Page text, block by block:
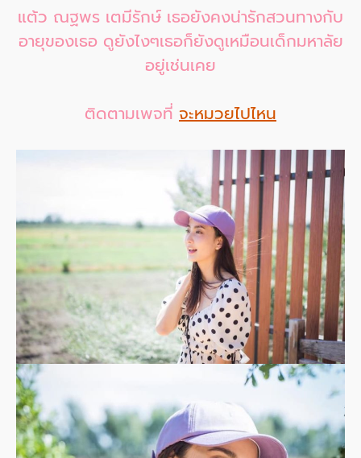
แต้ว ณฐพร เตมีรักษ์ เธอยังคงน่ารักสวนทางกับ
อายุของเธอ ดูยังไงๆเธอก็ยังดูเหมือนเด็กมหาลัย
อยู่เช่นเคย
ติดตามเพจที่ จะหมวยไปไหน